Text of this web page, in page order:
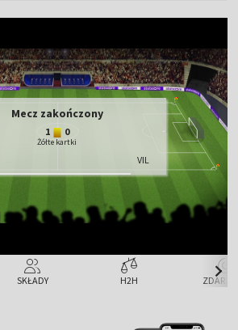
SKŁADY H2H
Mecz zakończony
1 0
Żółte kartki
VIL